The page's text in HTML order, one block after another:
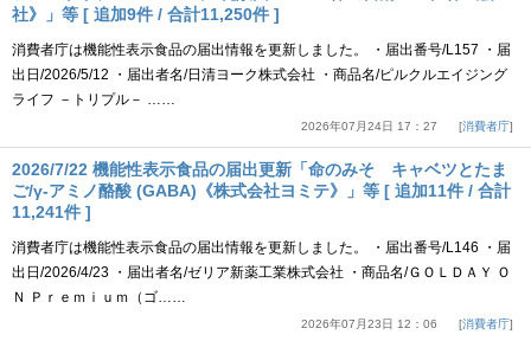
社》」等 [ 追加9件 / 合計11,250件 ]
消費者庁は機能性表示食品の届出情報を更新しました。 ・届出番号/L157 ・届
出日/2026/5/12 ・届出者名/日清ヨーク株式会社 ・商品名/ピルクルエイジング
ライフ －トリプル－ ……
2026年07月24日 17：27 消費者庁
2026/7/22 機能性表示食品の届出更新「命のみそ キャベツとたま
ご/γ-アミノ酪酸 (GABA)《株式会社ヨミテ》」等 [ 追加11件 / 合計
11,241件 ]
消費者庁は機能性表示食品の届出情報を更新しました。 ・届出番号/L146 ・届
出日/2026/4/23 ・届出者名/ゼリア新薬工業株式会社 ・商品名/ＧＯＬＤＡＹ Ｏ
Ｎ Ｐｒｅｍｉｕｍ（ゴ……
2026年07月23日 12：06 消費者庁